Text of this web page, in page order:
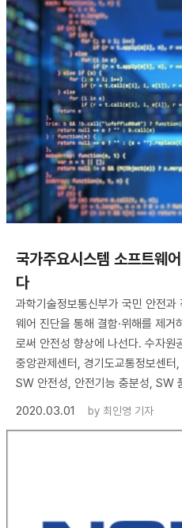
국가주요시스템 소프트웨
다
과학기술정보통신부가 국민 안전
웨어 진단을 통해 결함·위해를 제
로써 안전성 향상에 나선다. 수자원
중앙관제센터, 경기도교통정보센
SW 안전성, 안전기능 충분성, SW
2020.03.01
by 최인영 기자